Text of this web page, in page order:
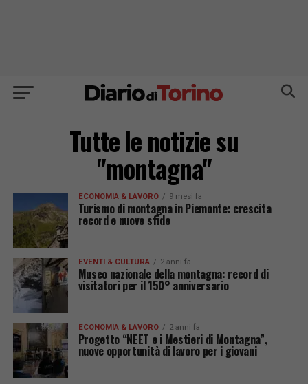
Tutte le notizie su
"montagna"
ECONOMIA & LAVORO 9 mesi fa
Turismo di montagna in Piemonte: crescita
record e nuove sfide
EVENTI & CULTURA 2 anni fa
Museo nazionale della montagna: record di
visitatori per il 150° anniversario
ECONOMIA & LAVORO 2 anni fa
Progetto “NEET e i Mestieri di Montagna”,
nuove opportunità di lavoro per i giovani